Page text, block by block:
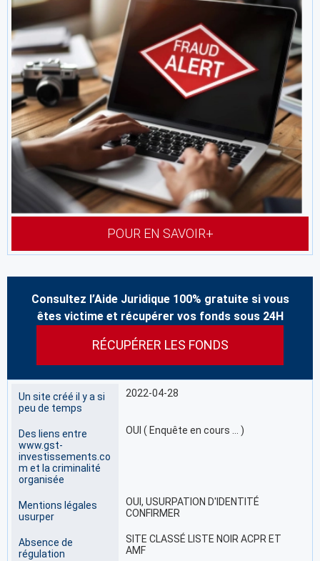
POUR EN SAVOIR+
Consultez l’Aide Juridique 100% gratuite si vous
êtes victime et récupérer vos fonds sous 24H
RÉCUPÉRER LES FONDS
Un site créé il y a si
peu de temps
2022-04-28
Des liens entre
www.gst-
investissements.co
m et la criminalité
organisée
OUI ( Enquête en cours … )
Mentions légales
usurper
OUI, USURPATION D'IDENTITÉ
CONFIRMER
Absence de
régulation
SITE CLASSÉ LISTE NOIR ACPR ET
AMF